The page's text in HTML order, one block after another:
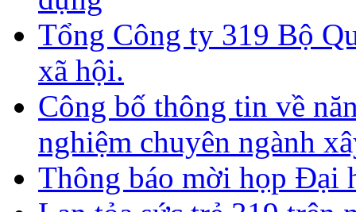
Tổng Công ty 319 Bộ
xã hội.
Công bố thông tin về
nghiệm chuyên ngành
Thông báo mời họp Đại